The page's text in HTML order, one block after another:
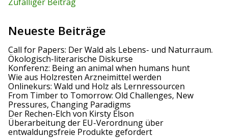
Neueste Beiträge
Call for Papers: Der Wald als Lebens- und Naturraum.
Ökologisch-literarische Diskurse
Konferenz: Being an animal when humans hunt
Wie aus Holzresten Arzneimittel werden
Onlinekurs: Wald und Holz als Lernressourcen
From Timber to Tomorrow: Old Challenges, New
Pressures, Changing Paradigms
Der Rechen-Elch von Kirsty Elson
Überarbeitung der EU-Verordnung über
entwaldungsfreie Produkte gefordert